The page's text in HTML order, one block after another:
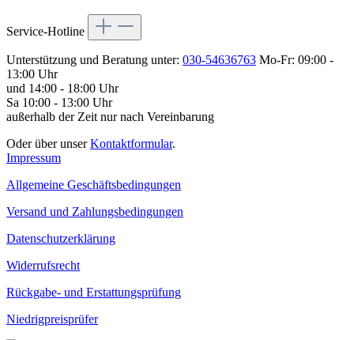
Service-Hotline
Unterstützung und Beratung unter: 030-54636763 Mo-Fr: 09:00 -
13:00 Uhr
und 14:00 - 18:00 Uhr
Sa 10:00 - 13:00 Uhr
außerhalb der Zeit nur nach Vereinbarung
Oder über unserKontaktformular.
Impressum
Allgemeine Geschäftsbedingungen
Versand und Zahlungsbedingungen
Datenschutzerklärung
Widerrufsrecht
Rückgabe- und Erstattungsprüfung
Niedrigpreisprüfer